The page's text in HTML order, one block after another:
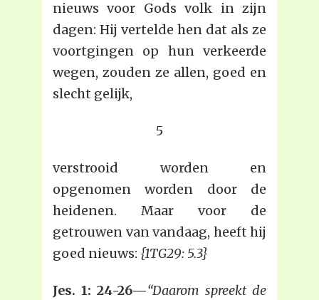
nieuws voor Gods volk in zijn
dagen: Hij vertelde hen dat als ze
voortgingen op hun verkeerde
wegen, zouden ze allen, goed en
slecht gelijk,
5
verstrooid worden en
opgenomen worden door de
heidenen. Maar voor de
getrouwen van vandaag, heeft hij
goed nieuws: {1TG29: 5.3}
Jes. 1: 24-26—“Daarom spreekt de